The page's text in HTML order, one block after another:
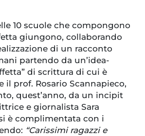
10 scuole che compongono
giungono, collaborando
di un racconto
partendo da un’idea-
di scrittura di cui è
il prof. Rosario Scannapieco,
quest’anno, da un incipit
e giornalista Sara
è complimentata con i
“Carissimi ragazzi e